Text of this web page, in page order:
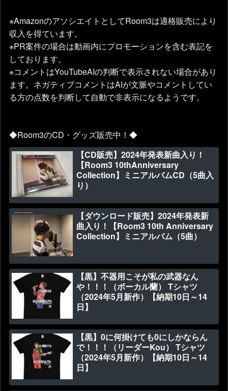
※AmazonのアソシエイトとしてRoom3は適格販売により
収入を得ています。
※PR案件の場合は動画内にプロモーションを含む表記を
しております。
※コメントはYouTubeAIの判断で表示されない場合があり
ます。ネガティブコメントはAIが文脈やコメントしてい
る方の点数を判断して自動で非表示になるようです。
◆Room3のCD・グッズ販売中！◆
【CD販売】2024年発表新曲入り！
【Room3 10thAnniversary
Collection】ミニアルバムCD（5曲入
り）
【ダウンロード販売】2024年発表新
曲入り！【Room3 10th Anniversary
Collection】ミニアルバム（5曲）
【黒】不器用こそが私の武器なん
や！！！（ボーカル蘭） Tシャツ
（2024年5月新作）【納期10日～14
日】
【黒】0に何掛けても0にしかならん
で！！！（リーダーKou） Tシャツ
（2024年5月新作）【納期10日～14
日】